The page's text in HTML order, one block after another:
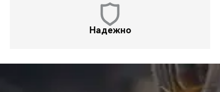
Надежно